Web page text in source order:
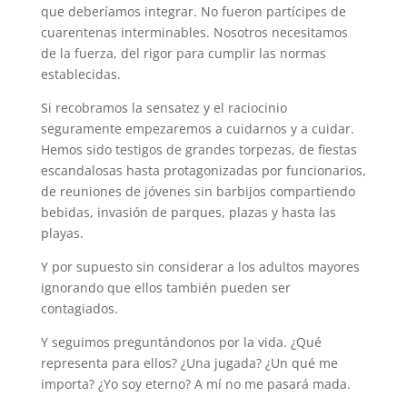
que deberíamos integrar. No fueron partícipes de
cuarentenas interminables. Nosotros necesitamos
de la fuerza, del rigor para cumplir las normas
establecidas.
Si recobramos la sensatez y el raciocinio
seguramente empezaremos a cuidarnos y a cuidar.
Hemos sido testigos de grandes torpezas, de fiestas
escandalosas hasta protagonizadas por funcionarios,
de reuniones de jóvenes sin barbijos compartiendo
bebidas, invasión de parques, plazas y hasta las
playas.
Y por supuesto sin considerar a los adultos mayores
ignorando que ellos también pueden ser
contagiados.
Y seguimos preguntándonos por la vida. ¿Qué
representa para ellos? ¿Una jugada? ¿Un qué me
importa? ¿Yo soy eterno? A mí no me pasará mada.